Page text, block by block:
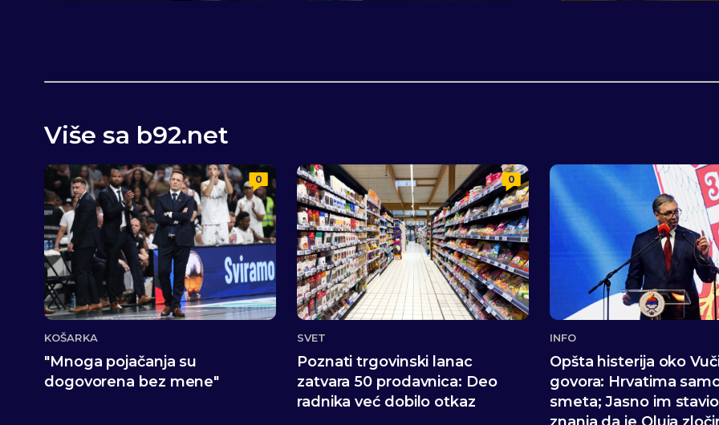
Više sa b92.net
0
KOŠARKA
"Mnoga pojačanja su
dogovorena bez mene"
0
SVET
Poznati trgovinski lanac
zatvara 50 prodavnica: Deo
radnika već dobilo otkaz
INFO
Opšta histerija oko
govora: Hrvatima
smeta; Jasno im